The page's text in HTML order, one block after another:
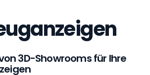
3D-Showrooms für Ihre